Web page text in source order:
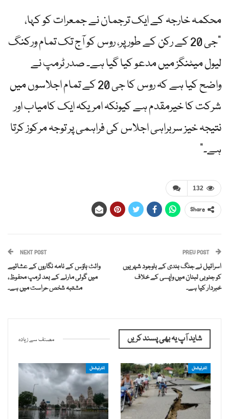
محکمہ خارجہ کے ایک ترجمان نے جمعرات کو کہا،
"جی 20 کے رکن کے طور پر، روس کو آج تک تمام ورکنگ
لیول میٹنگز میں مدعو کیا گیا ہے۔ صدر ٹرمپ نے
واضح کیا ہے کہ روس کا جی 20 کے تمام اجلاسوں میں
شرکت کا خیرمقدم ہے کیونکہ امریکہ ایک کامیاب اور
نتیجہ خیز سربراہی اجلاس کی فراہمی پر توجہ مرکوز کرتا
ہے۔”
132
Share
PREV POST
اسرائیل نے جنگ بندی کے باوجود شہریوں
کو جنوبی لبنان میں واپسی کے خلاف
خبردار کیا ہے۔
NEXT POST
وائٹ ہاؤس کے نامہ نگاروں کے عشائیے
میں گولی مارنے کے بعد ٹرمپ محفوظ،
مشتبہ شخص حراست میں ہے۔
شاید آپ یہ بھی پسند کریں مصنف سے زیادہ
انٹرنیشنل انٹرنیشنل